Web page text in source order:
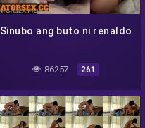
Sinubo ang buto ni renaldo
86257 261